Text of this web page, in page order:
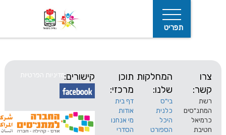
המחלקות
שלנו:
בי"ס
כלנית
היכל
הספורט
תוכן
מרכזי:
דף בית
אודות
מי אנחנו
הסדרי
קישורים: מדיניות הפרטיות